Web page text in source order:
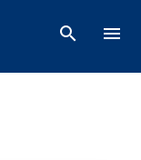
search menu